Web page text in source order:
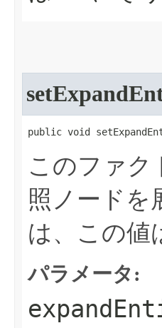
public void
このファク
照ノードを
は、この値
パラメータ: